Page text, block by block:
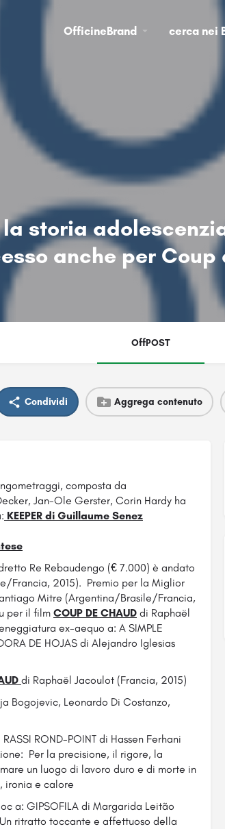
OfficineBrand cerca nei
la storia
anche per Coup
OffPOST
Condividi Aggrega contenuto
composta da
Jan-Ole Gerster, Corin Hardy ha
KEEPER di Guillaume Senez
Re Rebaudengo (€ 7.000) è andato
Francia, 2015). Premio per la Miglior
Mitre (Argentina/Brasile/Francia,
per il film COUP DE CHAUD di Raphaël
ex-aequo a: A SIMPLE
DE HOJAS di Alejandro Iglesias
di Raphaël Jacoulot (Francia, 2015)
Bogojevic, Leonardo Di Costanzo,
ROND-POINT di Hassen Ferhani
Per la precisione, il rigore, la
un luogo di lavoro duro e di morte in
ironia e calore
a: GIPSOFILA di Margarida Leitão
ritratto toccante e affettuoso della